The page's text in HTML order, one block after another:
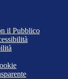
il Pubblico